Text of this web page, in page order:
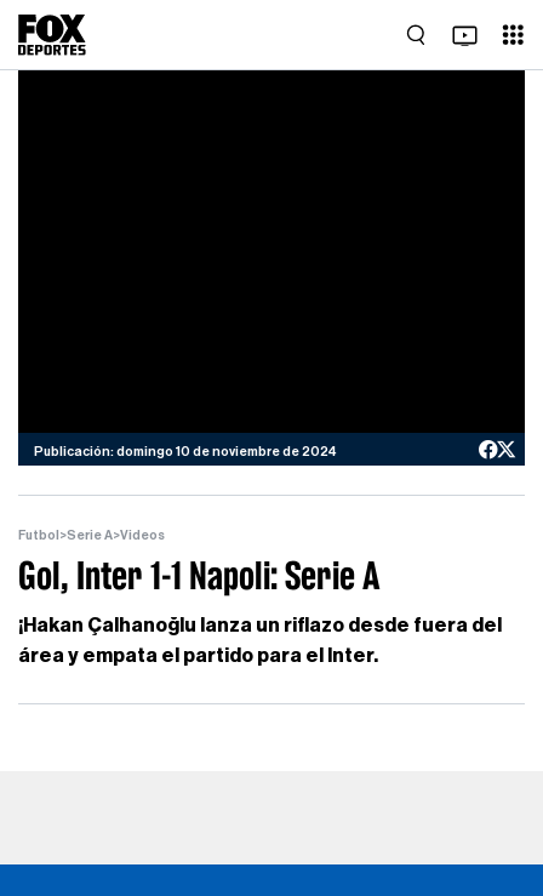
Publicación: domingo 10 de noviembre de 2024
Futbol >Serie A>Videos
Gol, Inter 1-1 Napoli: Serie A
¡Hakan Çalhanoğlu lanza un riflazo desde fuera del
área y empata el partido para el Inter.